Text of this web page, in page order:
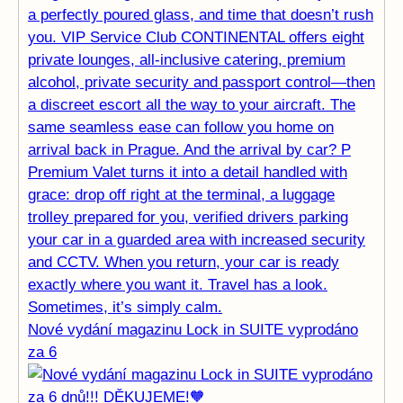
Nové vydání magazinu Lock in SUITE vyprodáno
za 6